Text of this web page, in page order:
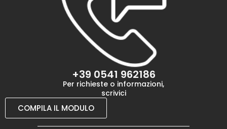
+39 0541 962186
Per richieste o informazioni,
scrivici
COMPILA IL MODULO